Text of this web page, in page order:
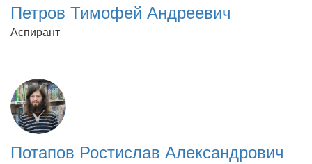
Петров Тимофей Андреевич
Аспирант
Потапов Ростислав Александрович